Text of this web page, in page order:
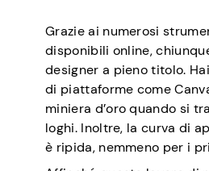
Grazie ai numerosi
disponibili online,
designer a pieno titolo.
di piattaforme come
miniera d’oro quando si
loghi. Inoltre, la curva di
è ripida, nemmeno per i